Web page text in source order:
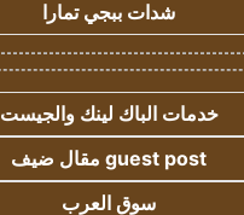
شدات ببجي تمارا
خدمات الباك لينك والجيست
guest post مقال ضيف
سوق العرب